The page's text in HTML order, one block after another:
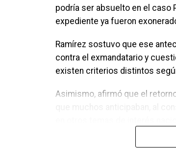
podría ser absuelto en el caso
expediente ya fueron
Ramírez sostuvo que ese
contra el exmandatario y
existen criterios distintos
Asimismo, afirmó que el
Las declaraciones del